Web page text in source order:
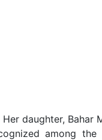
daughter, Bahar
among the